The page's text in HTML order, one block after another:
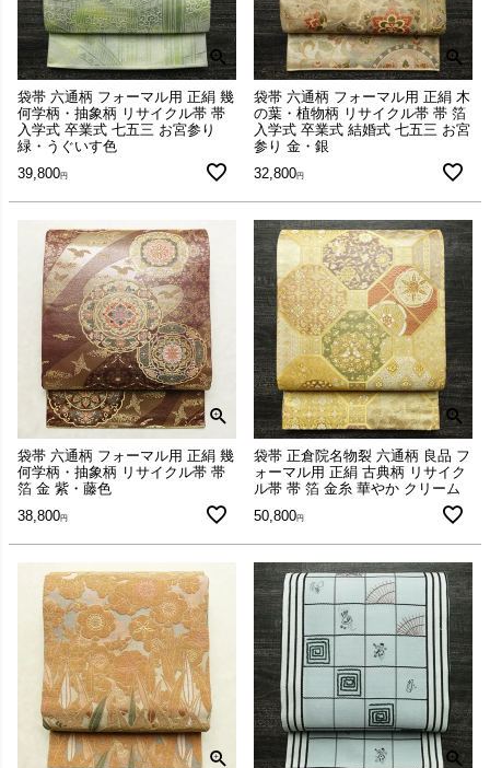
袋帯 六通柄 フォーマル用 正絹 幾
何学柄・抽象柄 リサイクル帯 帯
入学式 卒業式 七五三 お宮参り
緑・うぐいす色
39,800
袋帯 六通柄 フォーマル用 正絹 木
の葉・植物柄 リサイクル帯 帯 箔
入学式 卒業式 結婚式 七五三 お宮
参り 金・銀
32,800
袋帯 六通柄 フォーマル用 正絹 幾
何学柄・抽象柄 リサイクル帯 帯
箔 金 紫・藤色
38,800
袋帯 正倉院名物裂 六通柄 良品 フ
ォーマル用 正絹 古典柄 リサイク
ル帯 帯 箔 金糸 華やか クリーム
50,800